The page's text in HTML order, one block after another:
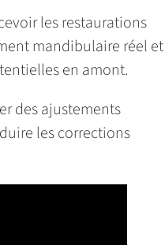
les restaurations
mandibulaire réel et
en amont.
des ajustements
les corrections